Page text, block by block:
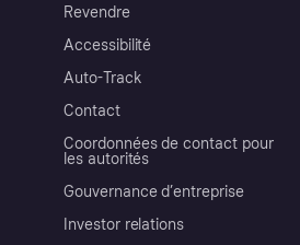
Revendre
Accessibilité
Auto-Track
Contact
Coordonnées de contact pour
les autorités
Gouvernance d’entreprise
Investor relations